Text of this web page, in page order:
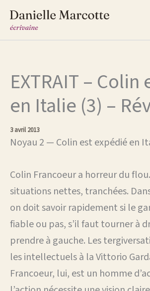
Aller
contenu
EXTRAIT –
en Italie (3) –
3 avril 2013
Noyau 2 — Colin est expédié en
Colin Francoeur a horreur du
situations nettes, tranchées.
on doit savoir rapidement si le
fiable ou pas, s’il faut tourner à
prendre à gauche. Les
les intellectuels à la Vittorio
Francoeur, lui, est un homme